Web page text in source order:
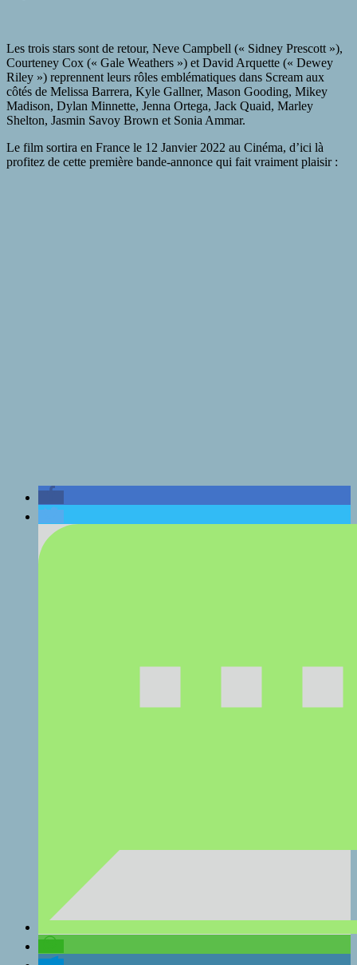
Les trois stars sont de retour, Neve Campbell (« Sidney Prescott »),
Courteney Cox (« Gale Weathers ») et David Arquette (« Dewey
Riley ») reprennent leurs rôles emblématiques dans Scream aux
côtés de Melissa Barrera, Kyle Gallner, Mason Gooding, Mikey
Madison, Dylan Minnette, Jenna Ortega, Jack Quaid, Marley
Shelton, Jasmin Savoy Brown et Sonia Ammar.
Le film sortira en France le 12 Janvier 2022 au Cinéma, d’ici là
profitez de cette première bande-annonce qui fait vraiment plaisir :